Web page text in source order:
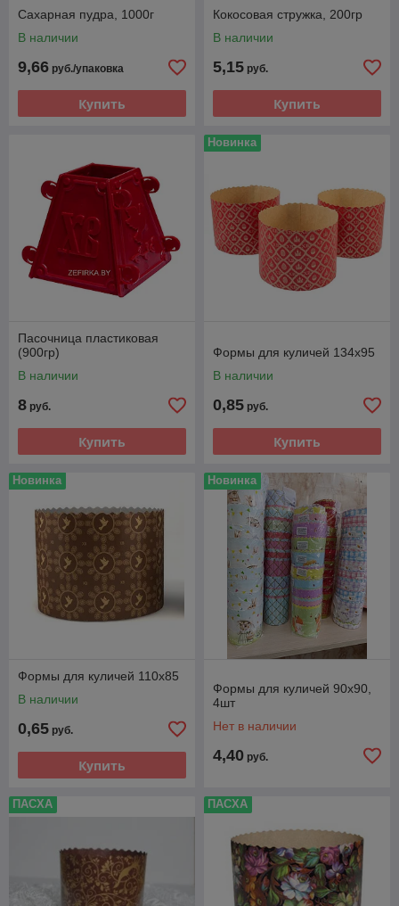
Сахарная пудра, 1000г
В наличии
9,66 руб./упаковка
Купить
Кокосовая стружка, 200гр
В наличии
5,15 руб.
Купить
Пасочница пластиковая
(900гр)
В наличии
8 руб.
Купить
Новинка
Формы для куличей 134х95
В наличии
0,85 руб.
Купить
Новинка
Формы для куличей 110х85
В наличии
0,65 руб.
Купить
Новинка
Формы для куличей 90х90,
4шт
Нет в наличии
4,40 руб.
ПАСХА ПАСХА